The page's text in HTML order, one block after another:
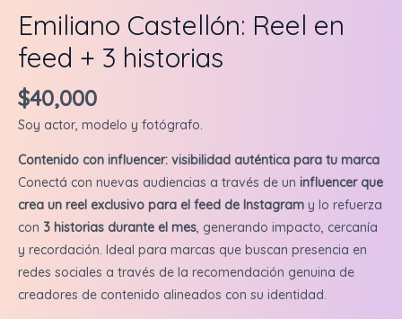
Emiliano Castellón: Reel en
feed + 3 historias
$40,000
Soy actor, modelo y fotógrafo.
Contenido con influencer: visibilidad auténtica para tu marca
Conectá con nuevas audiencias a través de un influencer que
crea un reel exclusivo para el feed de Instagram y lo refuerza
con 3 historias durante el mes, generando impacto, cercanía
y recordación. Ideal para marcas que buscan presencia en
redes sociales a través de la recomendación genuina de
creadores de contenido alineados con su identidad.